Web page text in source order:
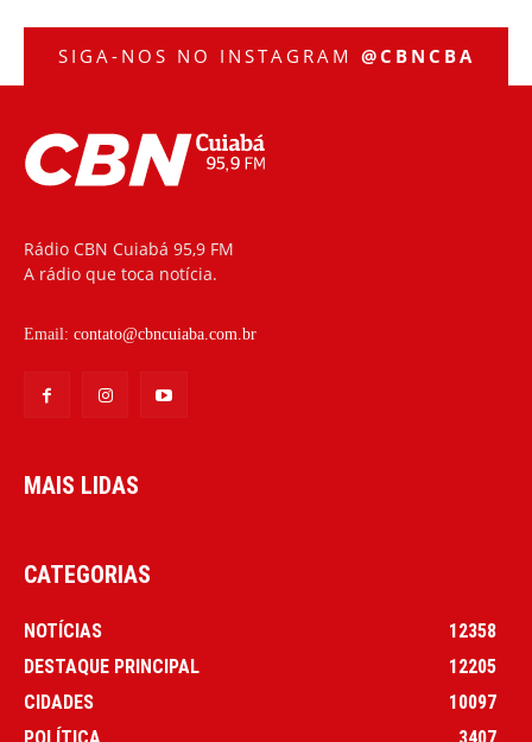
SIGA-NOS NO INSTAGRAM @CBNCBA
Rádio CBN Cuiabá 95,9 FM
A rádio que toca notícia.
Email: contato@cbncuiaba.com.br
MAIS LIDAS
CATEGORIAS
NOTÍCIAS
12358
DESTAQUE PRINCIPAL
12205
CIDADES
10097